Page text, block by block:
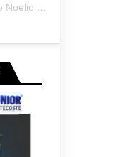
Um post compartilhado por Soldado Noelio (@soldadonoelio)